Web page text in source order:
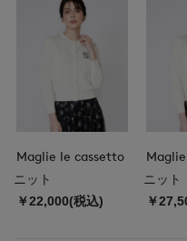
Maglie le cassetto
ニット
￥22,000(税込)
Maglie
ニット
￥